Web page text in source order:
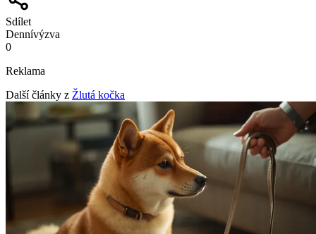
Sdílet
Dennívýzva
0
Reklama
Další články z Žlutá kočka